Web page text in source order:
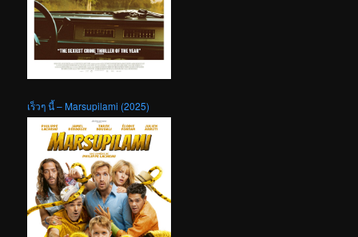
เร็วๆ นี้ – Marsupilami (2025)